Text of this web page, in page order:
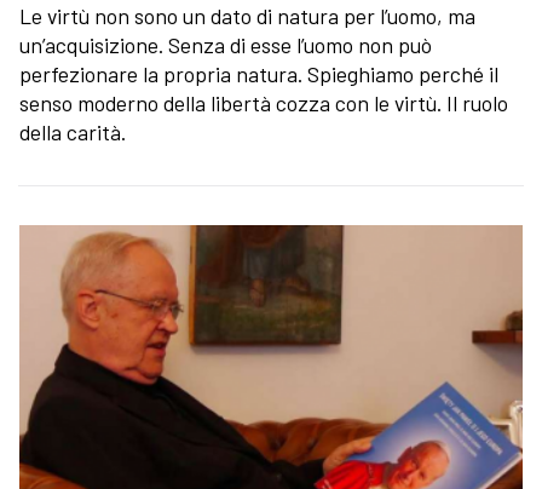
Le virtù non sono un dato di natura per l’uomo, ma
un’acquisizione. Senza di esse l’uomo non può
perfezionare la propria natura. Spieghiamo perché il
senso moderno della libertà cozza con le virtù. Il ruolo
della carità.